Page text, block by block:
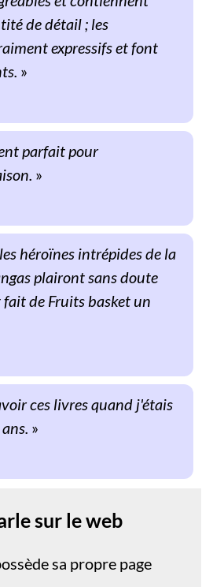
de détail ; les
expressifs et font
»
parfait pour
»
héroïnes intrépides de la
plairont sans doute
fait de Fruits basket un
ces livres quand j'étais
»
sur le web
sa propre page